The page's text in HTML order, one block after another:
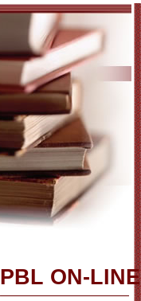
PBL ON-LINE